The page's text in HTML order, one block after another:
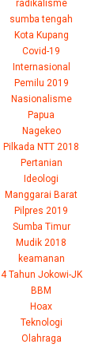
radikalisme
sumba tengah
Kota Kupang
Covid-19
Internasional
Pemilu 2019
Nasionalisme
Papua
Nagekeo
Pilkada NTT 2018
Pertanian
Ideologi
Manggarai Barat
Pilpres 2019
Sumba Timur
Mudik 2018
keamanan
4 Tahun Jokowi-JK
BBM
Hoax
Teknologi
Olahraga